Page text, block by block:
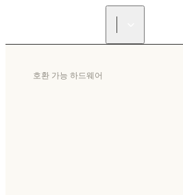
호환 가능 하드웨어